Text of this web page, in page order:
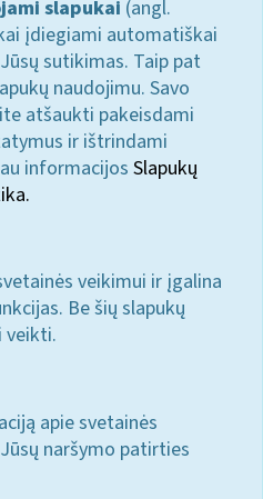
slapukai (angl.
įdiegiami automatiškai
sutikimas. Taip pat
naudojimu. Savo
atšaukti pakeisdami
ir ištrindami
informacijos Slapukų
veikimui ir įgalina
Be šių slapukų
veikti.
apie svetainės
naršymo patirties